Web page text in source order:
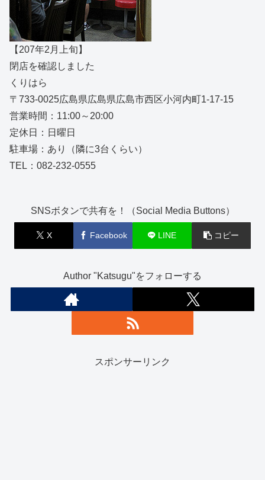
【207年2月上旬】
閉店を確認しました
くりはら
〒733-0025広島県広島県広島市西区小河内町1-17-15
営業時間：11:00～20:00
定休日：日曜日
駐車場：あり（隣に3台くらい）
TEL：082-232-0555
SNSボタンで共有を！（Social Media Buttons）
X Facebook LINE コピー
Author "Katsugu"をフォローする
スポンサーリンク